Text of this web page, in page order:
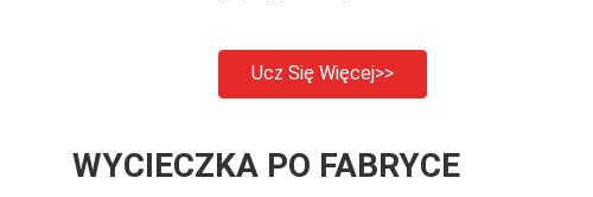
Ucz Się Więcej>>
WYCIECZKA PO FABRYCE